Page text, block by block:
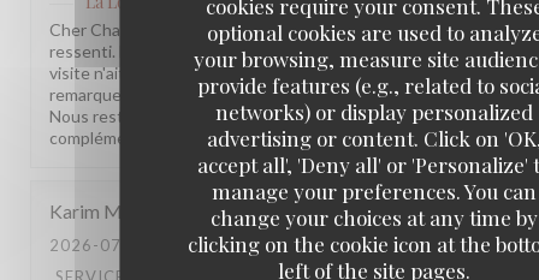
cookies require your consent.
optional cookies are used to
your browsing, measure site
provide features (e.g., related to
networks) or display personalized
advertising or content. Click on
accept all', 'Deny all' or 'Personalize'
manage your preferences. You can
change your choices at any time by
clicking on the cookie icon at the
left of the site pages.
Cher Charles, Merci d'avoir pris le temps de partager votre
ressenti. Nous sommes sincèrement désolés que votre
visite n'ait pas été à la hauteur de vos attentes. Vos
remarques sont précieuses et nous les prenons à cœur.
Nous restons à votre disposition pour tout échange
complémentaire. L'équipe de la Brasserie La Lorraine
Karim M
2026-07-17
- 20:30 - GUESTS 2